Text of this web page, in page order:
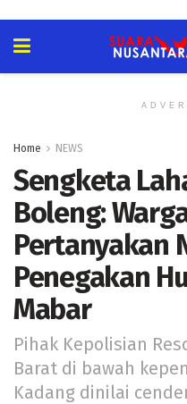
Home NEWS
Sengketa
Boleng:
Pertanyakan
Penegakan
Mabar
Pihak Kepolisian
Barat di bawah
Kadang dinilai